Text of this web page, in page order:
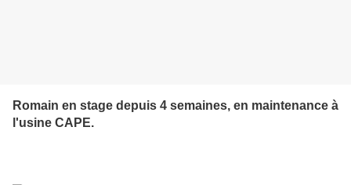
Romain en stage depuis 4 semaines, en maintenance à
l'usine CAPE.